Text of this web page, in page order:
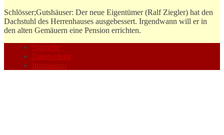
Schlösser;Gutshäuser: Der neue Eigentümer (Ralf Ziegler) hat den
Dachstuhl des Herrenhauses ausgebessert. Irgendwann will er in
den alten Gemäuern eine Pension errichten.
Startseite
Datenschutz
Impressum